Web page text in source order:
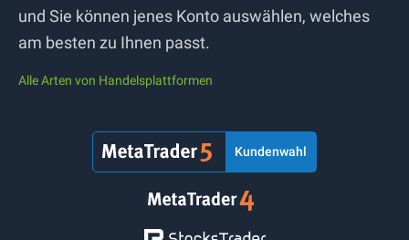
und Sie können jenes Konto auswählen, welches
am besten zu Ihnen passt.
Alle Arten von Handelsplattformen
Kundenwahl